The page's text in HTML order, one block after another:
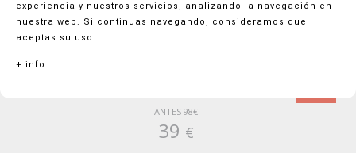
ANTES 98€
39 €
experiencia y nuestros servicios, analizando la navegación en
nuestra web. Si continuas navegando, consideramos que
aceptas su uso.
+ info.